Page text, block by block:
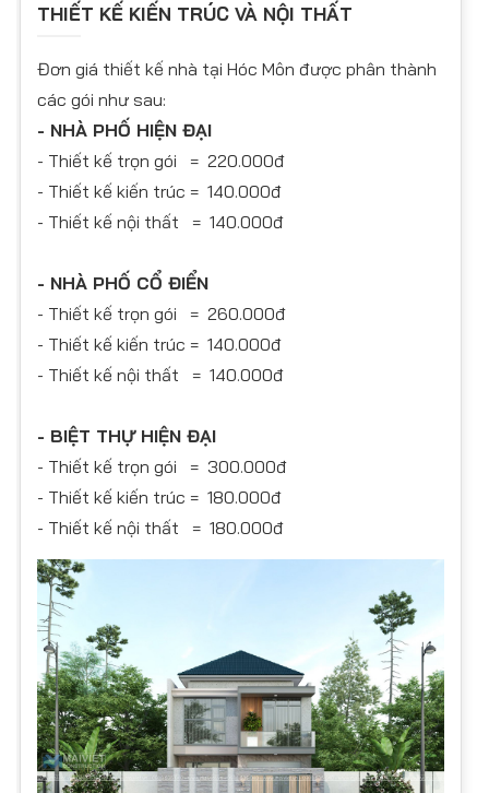
THIẾT KẾ KIẾN TRÚC VÀ NỘI THẤT
Đơn giá thiết kế nhà tại Hóc Môn được phân thành
các gói như sau:
- NHÀ PHỐ HIỆN ĐẠI
- Thiết kế trọn gói = 220.000đ
- Thiết kế kiến trúc = 140.000đ
- Thiết kế nội thất = 140.000đ
- NHÀ PHỐ CỔ ĐIỂN
- Thiết kế trọn gói = 260.000đ
- Thiết kế kiến trúc = 140.000đ
- Thiết kế nội thất = 140.000đ
- BIỆT THỰ HIỆN ĐẠI
- Thiết kế trọn gói = 300.000đ
- Thiết kế kiến trúc = 180.000đ
- Thiết kế nội thất = 180.000đ